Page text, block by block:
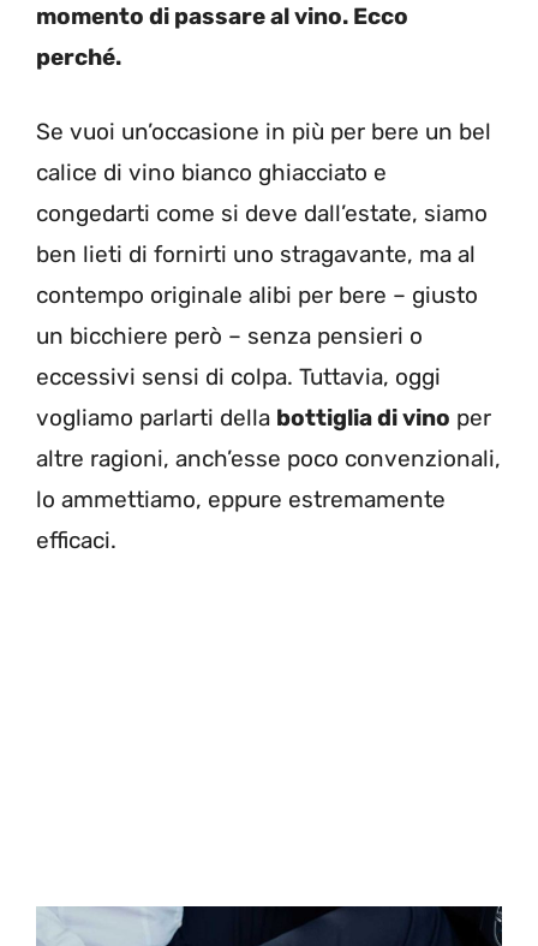
momento di passare al vino. Ecco
perché.
Se vuoi un’occasione in più per bere un bel
calice di vino bianco ghiacciato e
congedarti come si deve dall’estate, siamo
ben lieti di fornirti uno stragavante, ma al
contempo originale alibi per bere – giusto
un bicchiere però – senza pensieri o
eccessivi sensi di colpa. Tuttavia, oggi
vogliamo parlarti della bottiglia di vino per
altre ragioni, anch’esse poco convenzionali,
lo ammettiamo, eppure estremamente
efficaci.